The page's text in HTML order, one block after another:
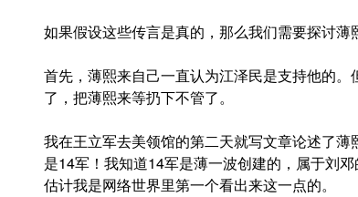
如果假设这些传言是真的，那么我们需要探讨薄
首先，薄熙来自己一直认为江泽民是支持他的
了，把薄熙来等扔下不管了。
我在王立军去美领馆的第二天就写文章论述了
是14军！我知道14军是薄一波创建的，属于刘
估计我是网络世界里第一个看出来这一点的。